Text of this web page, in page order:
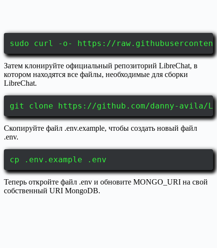
sudo curl -o- https://
Затем клонируйте официальный репозиторий LibreChat, в
котором находятся все файлы, необходимые для сборки
LibreChat.
git clone https://github.com/danny-avila/
Скопируйте файл .env.example, чтобы создать новый файл
.env.
cp .env.example .env
Теперь откройте файл .env и обновите MONGO_URI на свой
собственный URI MongoDB.